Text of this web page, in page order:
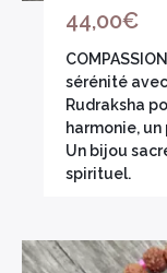
44,00€
sérénité
Rudraksha
harmonie,
Un bijou
spirituel.